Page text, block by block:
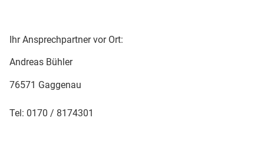
Ihr Ansprechpartner vor Ort:
Andreas Bühler
76571 Gaggenau
Tel: 0170 / 8174301